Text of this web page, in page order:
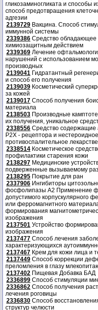
гликозаминогликата и способы
способ предотвращения
адгезии
2139729 Вакцина. Способ
иммунной системы
2339386 Средство обладающее
химиозащитным действием
2339369 Лечение
нарушений с использованием
производных
2139041 Гидратантный
и способ его получения
2139039 Косметический
за кожей
2139017 Способ получения
материала
2138503 Производные
их получения, уникальное
2338556 Средство содержащие
Р2Х - рецептора и нестероидное
противоспалительное
2338514 Косметическое
профилактики старения кожи
2138297 Медицинские
подверженные вызываемому
2138295 Покрытие для ран
2337906 Ингибиторы
фосфолипазы А2 Применение
допустимого корпускулярного
или ферромагнитного
формирования
изображения
2137501 Устройство
изображения
2137477 Способ лечения
характеризующихся
2137467 Крем для кожи лица и
2137449 Способ коррекции
преломления в глазу
2137402 Пищевая Добавка БАД
2336899 Способ стимуляции
2336862 Способ получения
лечения роговицы
2336830 Способ
структур челюсти